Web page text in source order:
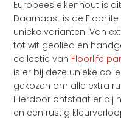
Europees eikenhout is
Daarnaast is de
unieke varianten. Van
tot wit geolied en
collectie van Floorlife
is er bij deze unieke
gekozen om alle extra
Hierdoor ontstaat er bij
en een rustig